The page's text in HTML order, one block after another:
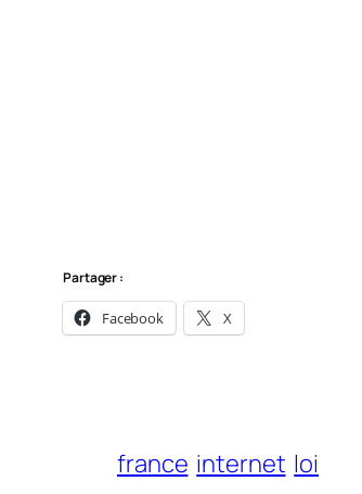
Partager :
Facebook X
france internet loi